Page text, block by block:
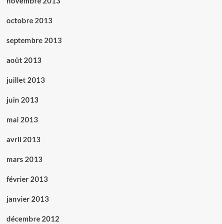
octobre 2013
septembre 2013
août 2013
juillet 2013
juin 2013
mai 2013
avril 2013
mars 2013
février 2013
janvier 2013
décembre 2012